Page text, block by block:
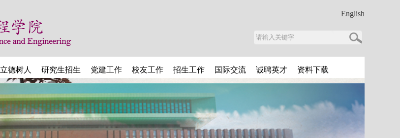
English
立德树人 研究生招生 党建工作 校友工作 招生工作 国际交流 诚聘英才 资料下载